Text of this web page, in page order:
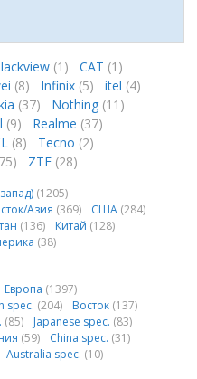
(1) CAT (1)
(8) Infinix (5) itel (4)
(37) Nothing (11)
(9) Realme (37)
(8) Tecno (2)
ZTE (28)
(1205)
Азия (369) США (284)
(136) Китай (128)
(38)
Европа (1397)
spec. (204) Восток (137)
(85) Japanese spec. (83)
(59) China spec. (31)
Australia spec. (10)